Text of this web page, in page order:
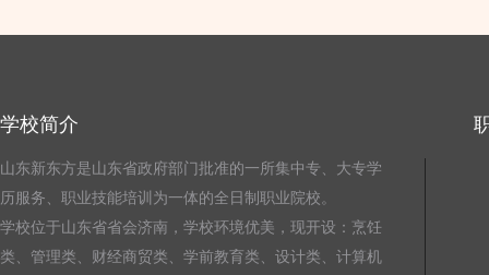
学校简介
山东新东方是山东省政府部门批准的一所集中专、大专学
历服务、职业技能培训为一体的全日制职业院校。
学校位于山东省省会济南，学校环境优美，现开设：烹饪
类、管理类、财经商贸类、学前教育类、设计类、计算机